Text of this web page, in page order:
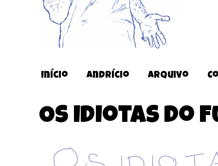
Início Andrício Arquivo
Os idiotas do